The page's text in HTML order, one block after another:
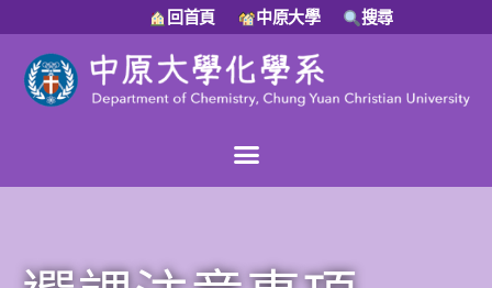
回首頁 中原大學 搜尋